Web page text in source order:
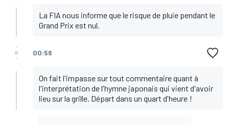
La FIA nous informe que le risque de pluie pendant le
Grand Prix est nul.
00:56
On fait l'impasse sur tout commentaire quant à
l'interprétation de l'hymne japonais qui vient d'avoir
lieu sur la grille. Départ dans un quart d'heure !